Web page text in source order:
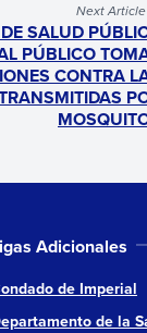
Next Article
SALUD
PÚBLICO
CONTRA
Adicionales
de Imperial
de la